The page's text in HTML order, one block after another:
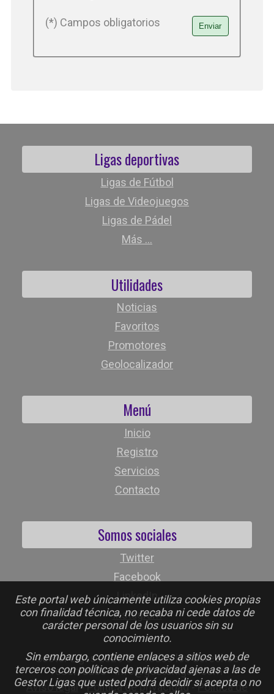
Este portal web únicamente utiliza cookies propias
con finalidad técnica, no recaba ni cede datos de
carácter personal de los usuarios sin su
conocimiento.
Sin embargo, contiene enlaces a sitios web de
terceros con políticas de privacidad ajenas a las de
Gestor Ligas que usted podrá decidir si acepta o no
(*) Campos obligatorios
Ligas deportivas
Ligas de Fútbol
Ligas de Videojuegos
Ligas de Pádel
Más ...
Utilidades
Noticias
Favoritos
Promotores
Geolocalizador
Menú
Inicio
Registro
Servicios
Contacto
Somos sociales
Twitter
Facebook
LinkedIn
Instagram
Gestor Ligas 2026 © - Todos los derechos
reservados - info@gestorligas.com
Aviso legal-Política de privacidad-Política de